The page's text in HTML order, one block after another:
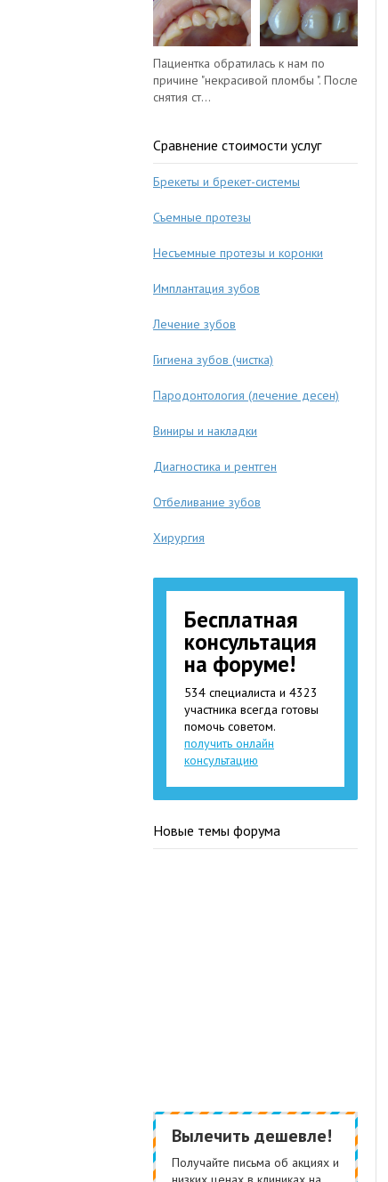
Пациентка обратилась к нам по
причине "некрасивой пломбы ". После
снятия ст...
Сравнение стоимости услуг
Брекеты и брекет-системы
Съемные протезы
Несъемные протезы и коронки
Имплантация зубов
Лечение зубов
Гигиена зубов (чистка)
Пародонтология (лечение десен)
Виниры и накладки
Диагностика и рентген
Отбеливание зубов
Хирургия
Бесплатная
консультация
на форуме!
534 специалиста и 4323
участника всегда готовы
помочь советом.
получить онлайн
консультацию
Новые темы форума
Вылечить дешевле!
Получайте письма об акциях и